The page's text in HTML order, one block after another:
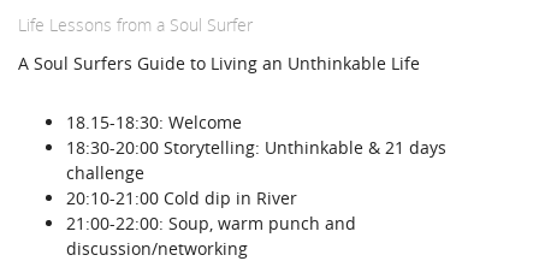
Life Lessons from a Soul Surfer
A Soul Surfers Guide to Living an Unthinkable Life
18.15-18:30: Welcome
18:30-20:00 Storytelling: Unthinkable & 21 days
challenge
20:10-21:00 Cold dip in River
21:00-22:00: Soup, warm punch and
discussion/networking